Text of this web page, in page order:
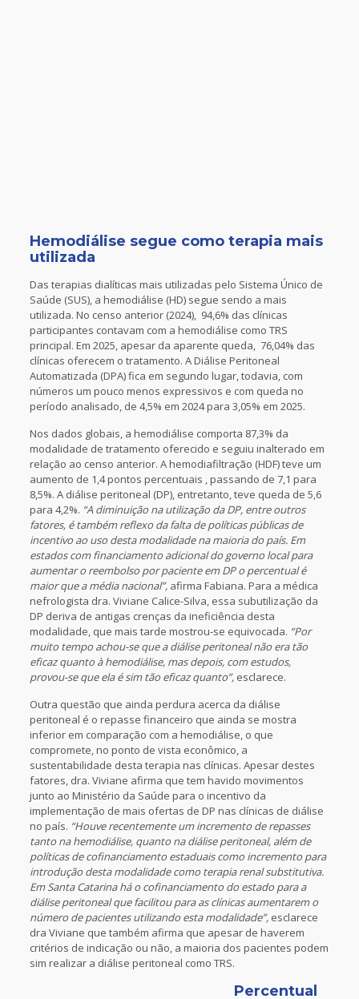
Hemodiálise segue como terapia mais
utilizada
Das terapias dialíticas mais utilizadas pelo Sistema Único de
Saúde (SUS), a hemodiálise (HD) segue sendo a mais
utilizada. No censo anterior (2024), 94,6% das clínicas
participantes contavam com a hemodiálise como TRS
principal. Em 2025, apesar da aparente queda, 76,04% das
clínicas oferecem o tratamento. A Diálise Peritoneal
Automatizada (DPA) fica em segundo lugar, todavia, com
números um pouco menos expressivos e com queda no
período analisado, de 4,5% em 2024 para 3,05% em 2025.
Nos dados globais, a hemodiálise comporta 87,3% da
modalidade de tratamento oferecido e seguiu inalterado em
relação ao censo anterior. A hemodiafiltração (HDF) teve um
aumento de 1,4 pontos percentuais , passando de 7,1 para
8,5%. A diálise peritoneal (DP), entretanto, teve queda de 5,6
para 4,2%. “A diminuição na utilização da DP, entre outros
fatores, é também reflexo da falta de políticas públicas de
incentivo ao uso desta modalidade na maioria do país. Em
estados com financiamento adicional do governo local para
aumentar o reembolso por paciente em DP o percentual é
maior que a média nacional”, afirma Fabiana. Para a médica
nefrologista dra. Viviane Calice-Silva, essa subutilização da
DP deriva de antigas crenças da ineficiência desta
modalidade, que mais tarde mostrou-se equivocada. “Por
muito tempo achou-se que a diálise peritoneal não era tão
eficaz quanto à hemodiálise, mas depois, com estudos,
provou-se que ela é sim tão eficaz quanto”, esclarece.
Outra questão que ainda perdura acerca da diálise
peritoneal é o repasse financeiro que ainda se mostra
inferior em comparação com a hemodiálise, o que
compromete, no ponto de vista econômico, a
sustentabilidade desta terapia nas clínicas. Apesar destes
fatores, dra. Viviane afirma que tem havido movimentos
junto ao Ministério da Saúde para o incentivo da
implementação de mais ofertas de DP nas clínicas de diálise
no país. “Houve recentemente um incremento de repasses
tanto na hemodiálise, quanto na diálise peritoneal, além de
políticas de cofinanciamento estaduais como incremento para
introdução desta modalidade como terapia renal substitutiva.
Em Santa Catarina há o cofinanciamento do estado para a
diálise peritoneal que facilitou para as clínicas aumentarem o
número de pacientes utilizando esta modalidade”, esclarece
dra Viviane que também afirma que apesar de haverem
critérios de indicação ou não, a maioria dos pacientes podem
sim realizar a diálise peritoneal como TRS.
Percentual